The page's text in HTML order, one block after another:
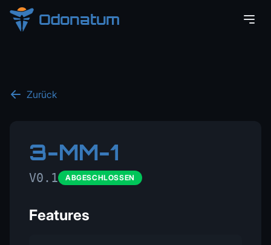
Odonatum
Zurück
3-MM-1
V0.1 ABGESCHLOSSEN
Features